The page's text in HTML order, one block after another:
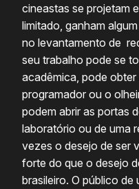
cineastas se projetam
limitado, ganham
no levantamento de
seu trabalho pode se
acadêmica, pode
programador ou o
podem abrir as portas
laboratório ou de uma
vezes o desejo de ser
forte do que o desejo
brasileiro. O público